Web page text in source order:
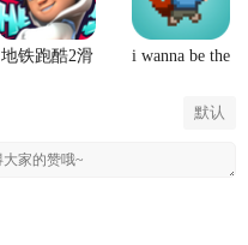
地铁跑酷2滑
i wanna be the
默认